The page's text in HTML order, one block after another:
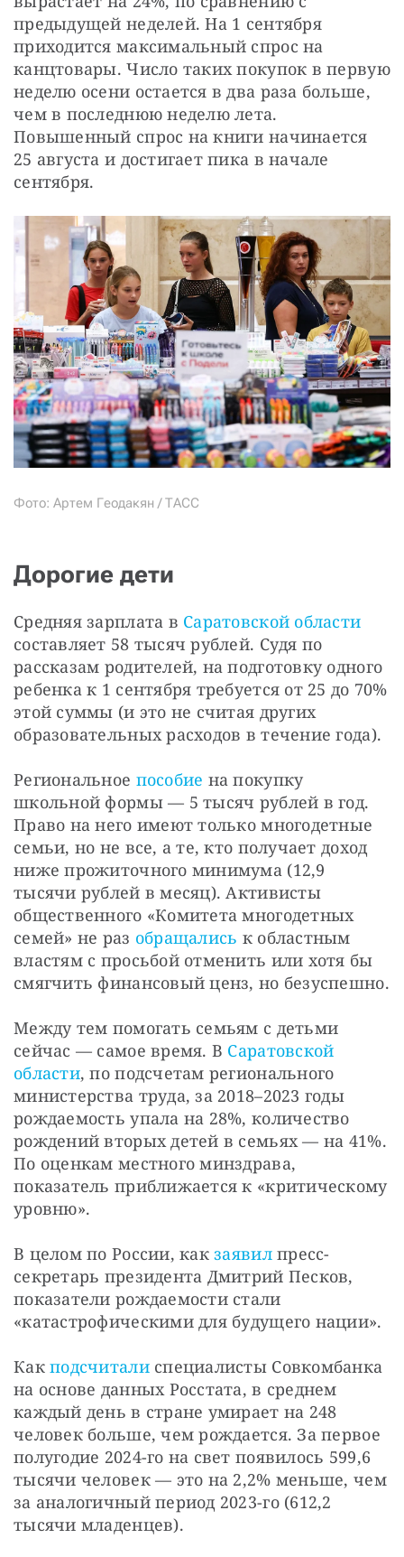
предыдущей неделей. На 1 сентября
приходится максимальный спрос на
канцтовары. Число таких покупок в первую
неделю осени остается в два раза больше,
чем в последнюю неделю лета.
Повышенный спрос на книги начинается
25 августа и достигает пика в начале
сентября.
Фото: Артем Геодакян / ТАСС
Дорогие дети
Средняя зарплата в Саратовской области
составляет 58 тысяч рублей. Судя по
рассказам родителей, на подготовку одного
ребенка к 1 сентября требуется от 25 до 70%
этой суммы (и это не считая других
образовательных расходов в течение года).
Региональное пособие на покупку
школьной формы — 5 тысяч рублей в год.
Право на него имеют только многодетные
семьи, но не все, а те, кто получает доход
ниже прожиточного минимума (12,9
тысячи рублей в месяц). Активисты
общественного «Комитета многодетных
семей» не раз обращались к областным
властям с просьбой отменить или хотя бы
смягчить финансовый ценз, но безуспешно.
Между тем помогать семьям с детьми
сейчас — самое время. В Саратовской
области, по подсчетам регионального
министерства труда, за 2018–2023 годы
рождаемость упала на 28%, количество
рождений вторых детей в семьях — на 41%.
По оценкам местного минздрава,
показатель приближается к «критическому
уровню».
В целом по России, как заявил пресс-
секретарь президента Дмитрий Песков,
показатели рождаемости стали
«катастрофическими для будущего нации».
Как подсчитали специалисты Совкомбанка
на основе данных Росстата, в среднем
каждый день в стране умирает на 248
человек больше, чем рождается. За первое
полугодие 2024-го на свет появилось 599,6
тысячи человек — это на 2,2% меньше, чем
за аналогичный период 2023-го (612,2
тысячи младенцев).